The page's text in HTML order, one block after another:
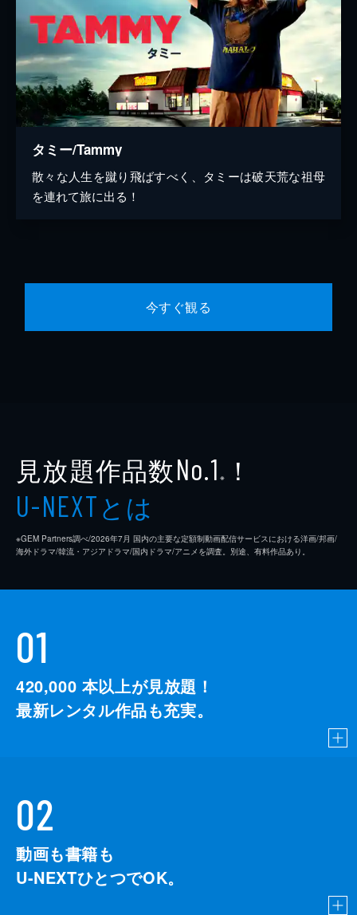
タミー/Tammy
散々な人生を蹴り飛ばすべく、タミーは破天荒な祖母
を連れて旅に出る！
今すぐ観る
見放題作品数No.1 ※ ！
U-NEXTとは
※GEM Partners調べ/2026年7⽉ 国内の主要な定額制動画配信サービスにおける洋画/邦画/
海外ドラマ/韓流・アジアドラマ/国内ドラマ/アニメを調査。別途、有料作品あり。
01
420,000 本以上が見放題！
最新レンタル作品も充実。
02
動画も書籍も
U-NEXTひとつでOK。